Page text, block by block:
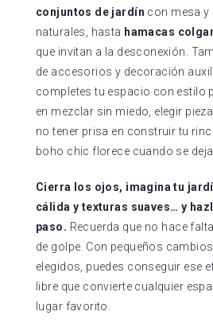
conjuntos de jardín con mesa y
naturales, hasta hamacas
que invitan a la desconexión.
de accesorios y decoración
completes tu espacio con estilo
en mezclar sin miedo, elegir
no tener prisa en construir tu
boho chic florece cuando se deja
Cierra los ojos, imagina tu
cálida y texturas suaves… y
paso. Recuerda que no hace
de golpe. Con pequeños
elegidos, puedes conseguir ese
libre que convierte cualquier
lugar favorito.